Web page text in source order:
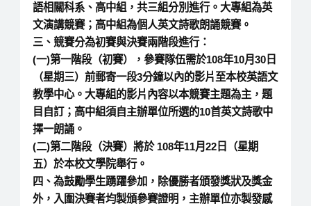
語相關科系、高中組，共三組分別進行。大專組為英
文演講競賽；高中組為個人英文詩歌朗誦競賽。
三、競賽分為初賽與決賽兩階段進行：
(一)第一階段（初賽），參賽隊伍需於108年10月30日
（星期三）前郵寄一段3分鐘以內的影片至本校英語文
教學中心。大專組的影片內容以本競賽主題為主，題
目自訂；高中組須自主辦單位所選的10首英文詩歌中
擇一朗誦。
(二)第二階段（決賽）將於 108年11月22日（星期
五）於本校文學院舉行。
四、為鼓勵學生踴躍參加，除優勝者頒發獎狀及獎金
外，入圍決賽者均製頒參賽證明，主辦單位亦製發感